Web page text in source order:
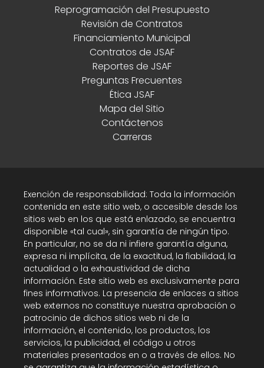
Reprogramación del Presupuesto
Revisión de Contratos
Financiamiento Municipal
Contratos de JSAF
Reportes de JSAF
Preguntas Frecuentes
Ética JSAF
Mapa del Sitio
Contáctenos
Carreras
Exención de responsabilidad: Toda la información
contenida en este sitio web, o accesible desde los
sitios web en los que está enlazado, se encuentra
disponible «tal cual», sin garantía de ningún tipo.
En particular, no se da ni infiere garantía alguna,
expresa ni implícita, de la exactitud, la fiabilidad, la
actualidad o la exhaustividad de dicha
información. Este sitio web es exclusivamente para
fines informativos. La presencia de enlaces a sitios
web externos no constituye nuestra aprobación o
patrocinio de dichos sitios web ni de la
información, el contenido, los productos, los
servicios, la publicidad, el código u otros
materiales presentados en o a través de ellos. No